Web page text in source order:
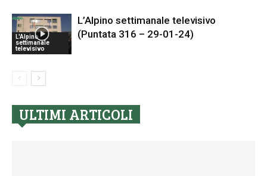
L'Alpino
settimanale
televisivo
L’Alpino settimanale televisivo
(Puntata 316 – 29-01-24)
ULTIMI ARTICOLI